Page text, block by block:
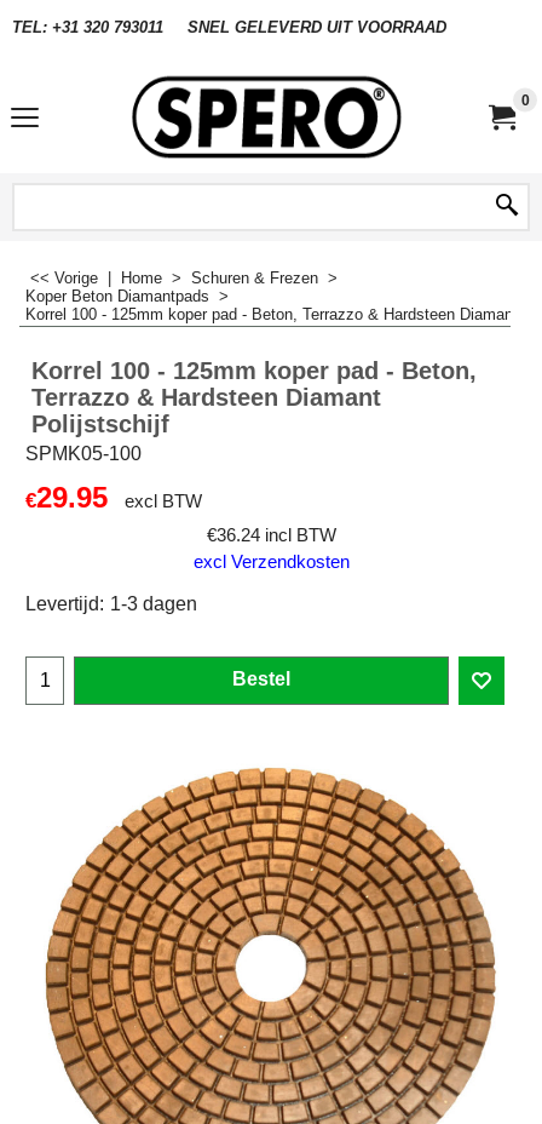
TEL: +31 320 793011 SNEL GELEVERD UIT VOORRAAD
0
<< Vorige Home > Schuren & Frezen >
Koper Beton Diamantpads >
Korrel 100 - 125mm koper pad - Beton, Terrazzo & Hardsteen Diamant
Korrel 100 - 125mm koper pad - Beton,
Terrazzo & Hardsteen Diamant
Polijstschijf
SPMK05-100
€29.95
excl BTW
€36.24 incl BTW
excl Verzendkosten
Levertijd: 1-3 dagen
Bestel